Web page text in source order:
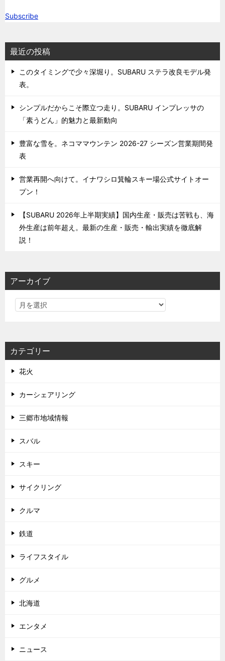
Subscribe
最近の投稿
このタイミングで少々深堀り。SUBARU ステラ改良モデル発
表。
シンプルだからこそ際立つ走り。SUBARU インプレッサの
「素うどん」的魅力と最新動向
豊富な雪を。ネコママウンテン 2026-27 シーズン営業期間発
表
営業再開へ向けて。イナワシロ箕輪スキー場公式サイトオー
プン！
【SUBARU 2026年上半期実績】国内生産・販売は苦戦も、海
外生産は前年超え。最新の生産・販売・輸出実績を徹底解
説！
アーカイブ
カテゴリー
花火
カーシェアリング
三郷市地域情報
スバル
スキー
サイクリング
クルマ
鉄道
ライフスタイル
グルメ
北海道
エンタメ
ニュース